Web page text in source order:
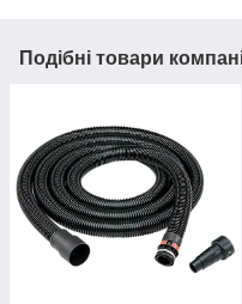
Подібні товари